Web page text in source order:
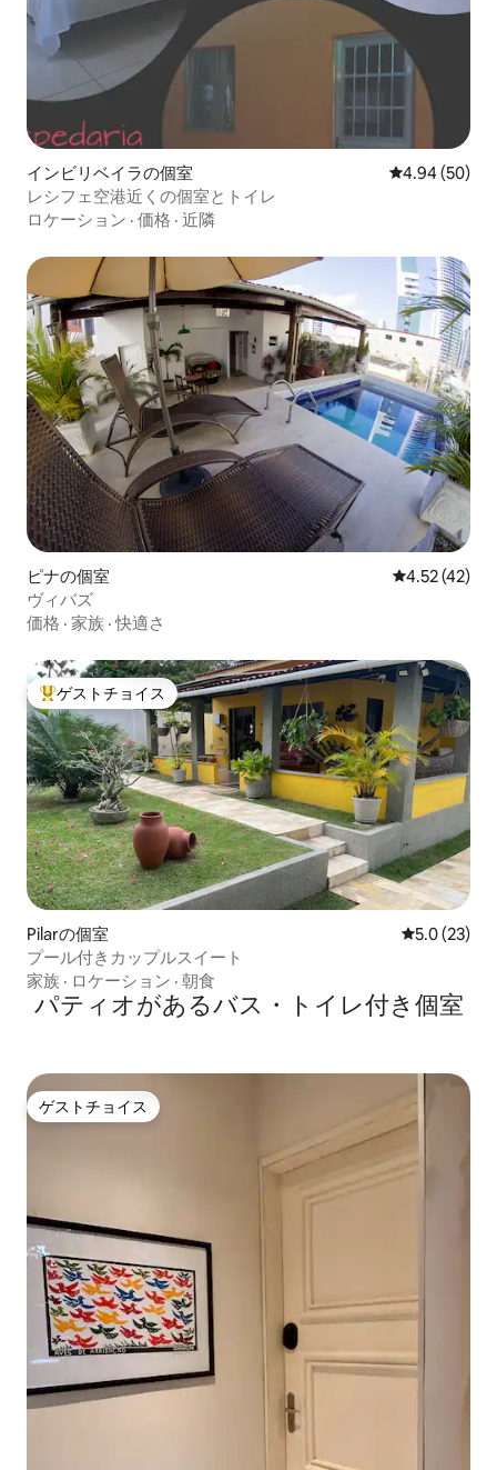
インビリベイラの個室 レビュー50
4.94 (50)
レシフェ空港近くの個室とトイレ
ロケーション · 価格 · 近隣
ピナの個室 レビュー42
4.52 (42)
ヴィバズ
価格 · 家族 ·快適さ
大好評のゲストチョイスです。
ゲストチョイス
Pilarの個室 レビュー23
5.0 (23)
プール付きカップルスイート
家族 · ロケーション · 朝食
パティオがあるバス・トイレ付き個室
ゲストチョイス
ゲストチョイス